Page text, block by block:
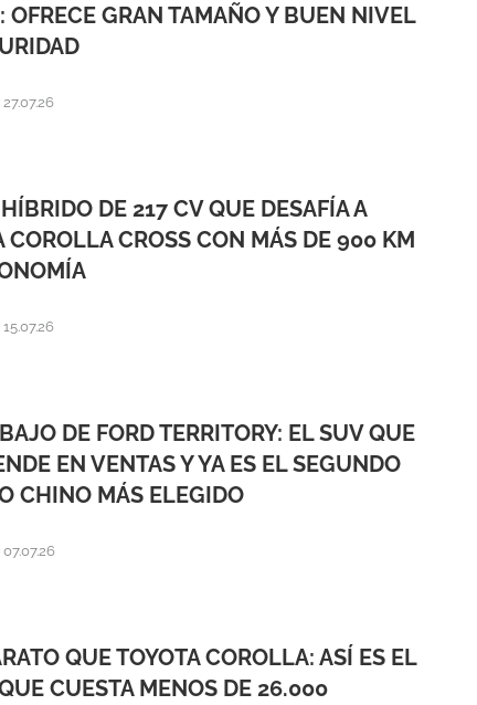
OFRECE GRAN TAMAÑO Y BUEN NIVEL
27.07.26
DE 217 CV QUE DESAFÍA A
COROLLA CROSS CON MÁS DE 900 KM
15.07.26
DE FORD TERRITORY: EL SUV QUE
EN VENTAS Y YA ES EL SEGUNDO
CHINO MÁS ELEGIDO
07.07.26
QUE TOYOTA COROLLA: ASÍ ES EL
CUESTA MENOS DE 26.000